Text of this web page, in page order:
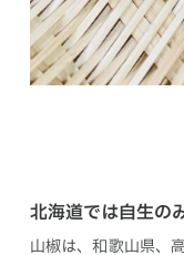
北海道では自生の
山椒は、和歌山県、